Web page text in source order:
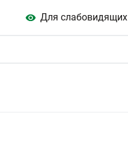
Для слабовидящих